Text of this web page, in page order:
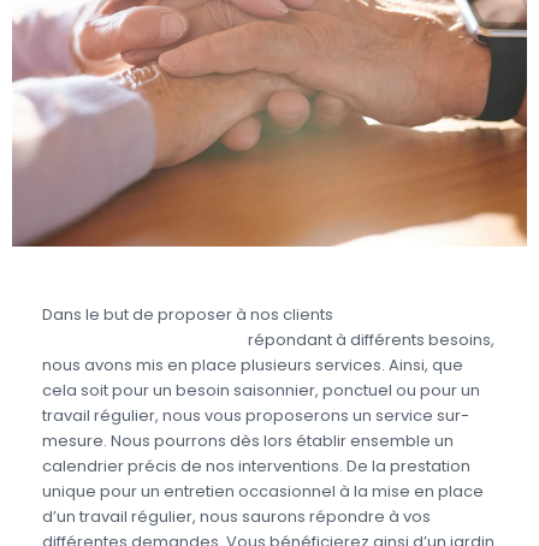
Dans le but de proposer à nos clients
répondant à différents besoins,
nous avons mis en place plusieurs services. Ainsi, que
cela soit pour un besoin saisonnier, ponctuel ou pour un
travail régulier, nous vous proposerons un service sur-
mesure. Nous pourrons dès lors établir ensemble un
calendrier précis de nos interventions. De la prestation
unique pour un entretien occasionnel à la mise en place
d’un travail régulier, nous saurons répondre à vos